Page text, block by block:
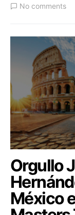
No comments
Orgullo
México